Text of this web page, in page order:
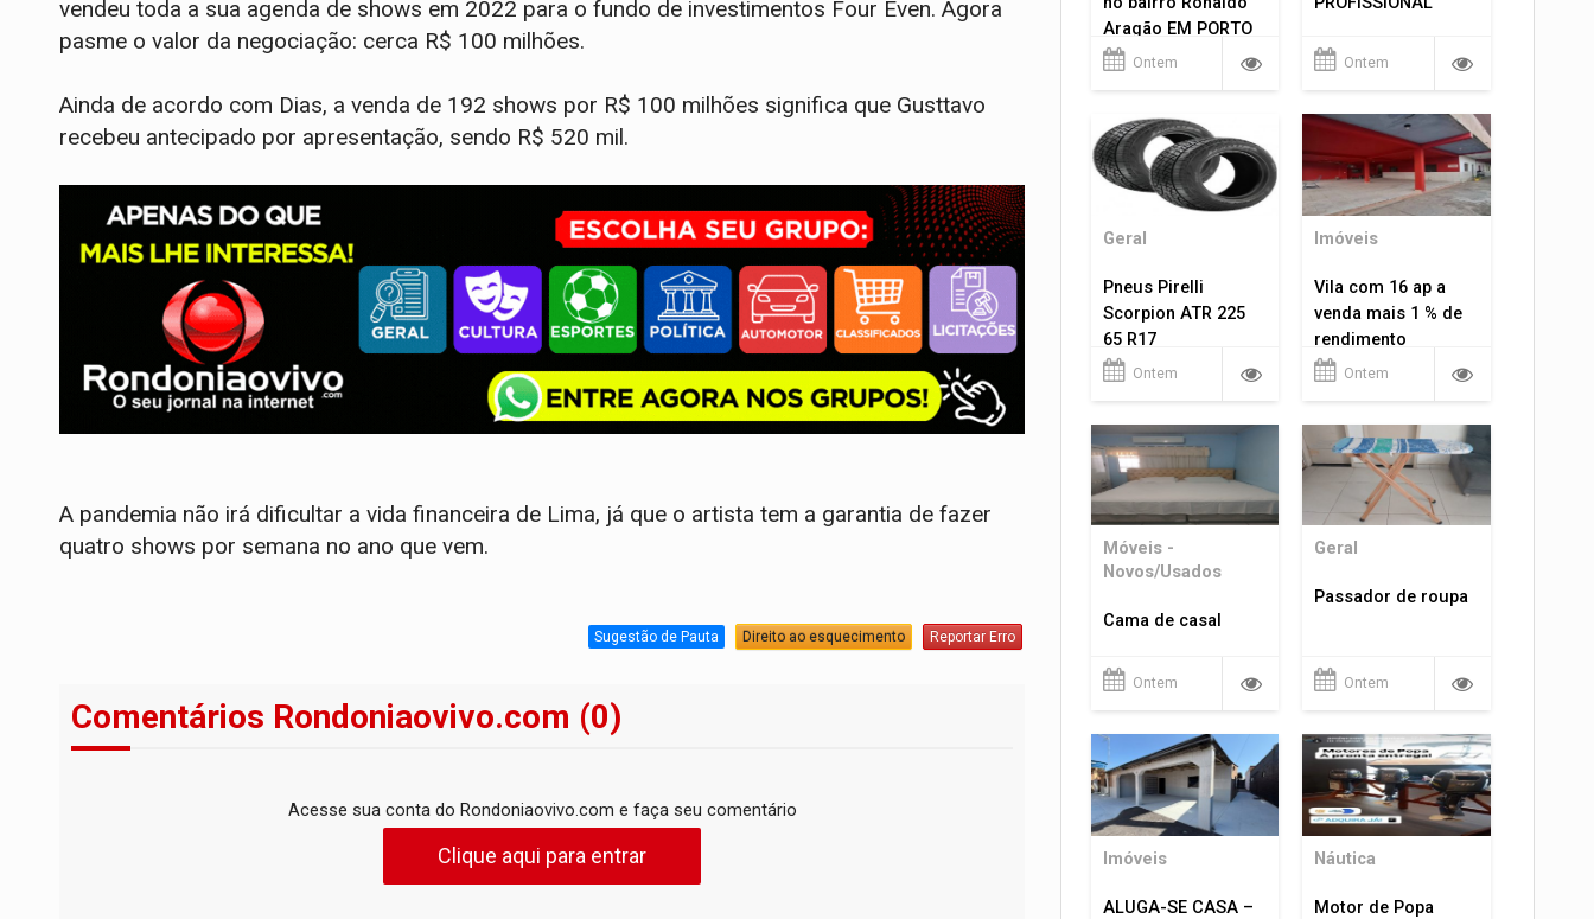
vendeu toda a sua agenda de shows em 2022 para o fundo de investimentos Four Even. Agora
pasme o valor da negociação: cerca R$ 100 milhões.
Ainda de acordo com Dias, a venda de 192 shows por R$ 100 milhões significa que Gusttavo
recebeu antecipado por apresentação, sendo R$ 520 mil.
A pandemia não irá dificultar a vida financeira de Lima, já que o artista tem a garantia de fazer
quatro shows por semana no ano que vem.
Sugestão de Pauta Direito ao esquecimento Reportar Erro
Comentários Rondoniaovivo.com (0)
Acesse sua conta do Rondoniaovivo.com e faça seu comentário
Clique aqui para entrar
Aragão EM PORTO
VELHO RO.
Ontem Ontem
Geral
Pneus Pirelli
Scorpion ATR 225
65 R17
Ontem
Imóveis
Vila com 16 ap a
venda mais 1 % de
rendimento
Ontem
Móveis -
Novos/Usados
Cama de casal
Ontem
Geral
Passador de roupa
Ontem
Imóveis
ALUGA-SE CASA –
Náutica
Motor de Popa